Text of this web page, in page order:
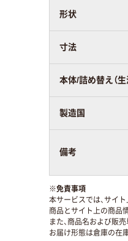
形状
寸法
本体/詰め替え（生
製造国
備考
※免責事項
本サービスでは、サイ
商品とサイト上の商品
また、商品名および販
お届け形態は倉庫の在